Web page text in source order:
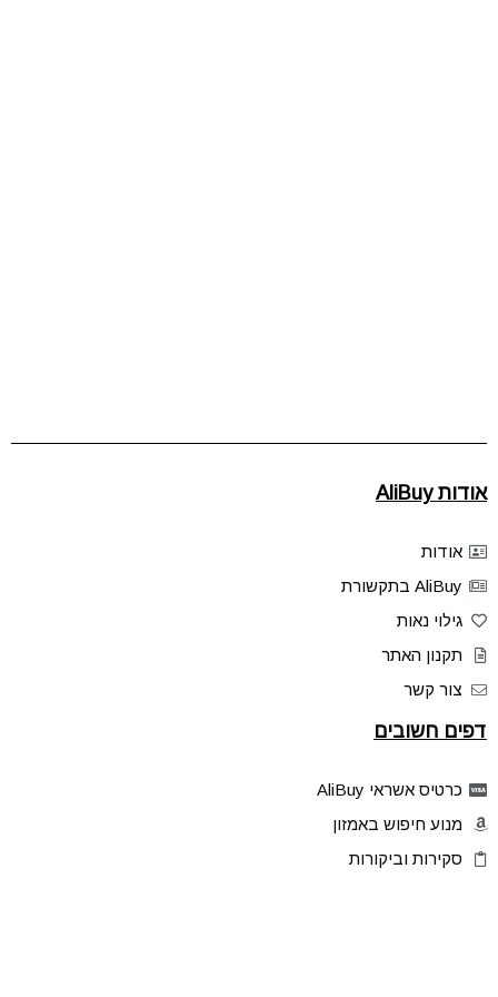
אודות AliBuy
אודות
AliBuy בתקשורת
גילוי נאות
תקנון האתר
צור קשר
דפים חשובים
כרטיס אשראי AliBuy
מנוע חיפוש באמזון
סקירות וביקורות